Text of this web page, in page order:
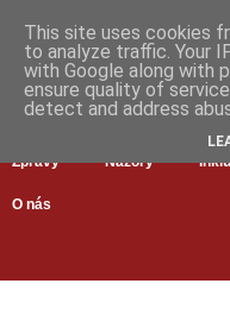
Zprávy Názory
O nás
This site uses cookies
to analyze traffic. Your
with Google along with
ensure quality of
detect and address